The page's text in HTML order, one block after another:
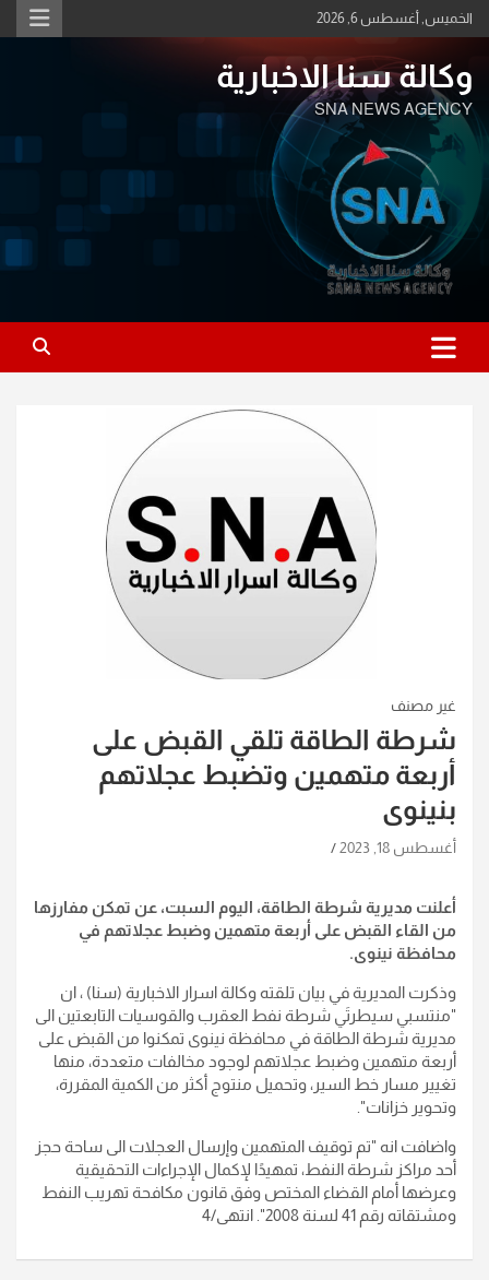
Skip
to
الخميس, أغسطس 6, 2026
وكالة سنا الاخبارية
SNA NEWS AGENCY
غير مصنف
شرطة الطاقة تلقي القبض على
أربعة متهمين وتضبط عجلاتهم
بنينوى
أغسطس 18, 2023
أعلنت مديرية شرطة الطاقة، اليوم السبت، عن تمكن مفارزها
من القاء القبض على أربعة متهمين وضبط عجلاتهم في
محافظة نينوى.
وذكرت المديرية في بيان تلقته وكالة اسرار الاخبارية (سنا) ، ان
"منتسبي سيطرتَي شرطة نفط العقرب والقوسيات التابعتين الى
مديرية شرطة الطاقة في محافظة نينوى تمكنوا من القبض على
أربعة متهمين وضبط عجلاتهم لوجود مخالفات متعددة، منها
تغيير مسار خط السير، وتحميل منتوج أكثر من الكمية المقررة،
وتحوير خزانات".
واضافت انه "تم توقيف المتهمين وإرسال العجلات الى ساحة حجز
أحد مراكز شرطة النفط، تمهيدًا لإكمال الإجراءات التحقيقية
وعرضها أمام القضاء المختص وفق قانون مكافحة تهريب النفط
ومشتقاته رقم 41 لسنة 2008". انتهى/4